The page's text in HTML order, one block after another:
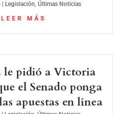
Legislación,Últimas Noticias
LEER MÁS
le pidió a Victoria
el Senado ponga
apuestas en línea